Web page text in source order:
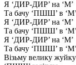
Я ‘ДИР-ДИР’ на ‘М’
Та бачу ‘ПШШ’ в
Я ‘ДИР-ДИР’ на ‘М’
Та бачу ‘ПШШ’ в
Я ‘ДИР-ДИР’ на ‘М’
Та бачу ‘ПШШ’ в
Візьму велику жуйку